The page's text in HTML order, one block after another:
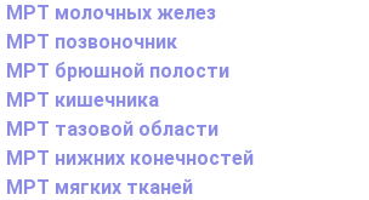
МРТ молочных желез
МРТ позвоночник
МРТ брюшной полости
МРТ кишечника
МРТ тазовой области
МРТ нижних конечностей
МРТ мягких тканей